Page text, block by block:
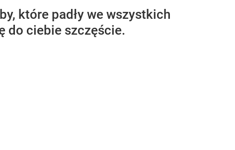
które padły we wszystkich
do ciebie szczęście.